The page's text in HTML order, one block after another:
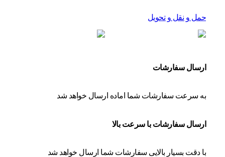
حمل و نقل و تحویل
ارسال سفارشات
به سرعت سفارشات شما اماده ارسال خواهد شد
ارسال سفارشات با سرعت بالا
با دقت بسیار بالایی سفارشات شما ارسال خواهد شد